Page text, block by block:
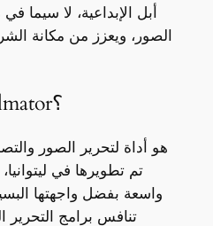
أبل الإبداعية، لا سيما
الصور، ويعزز من مكانة
ما هو تطبيق Pixelmator؟
تم تطويرها في
واسعة بفضل واجهتها
تنافس برامج التحرير